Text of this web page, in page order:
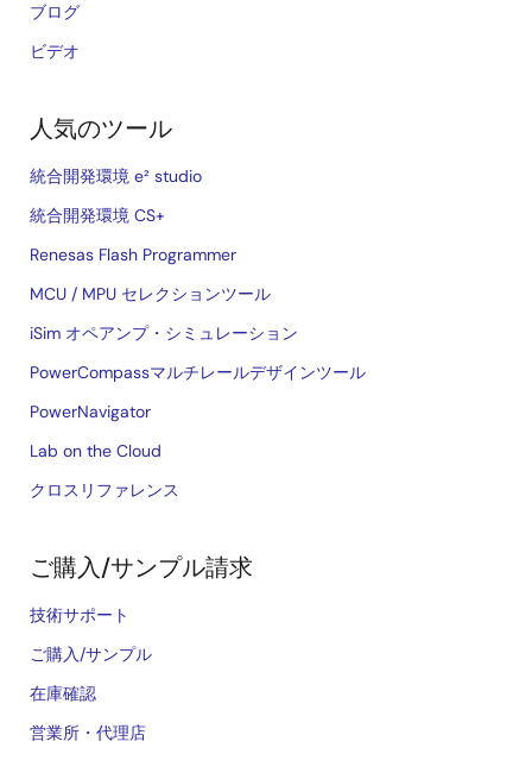
ブログ
ビデオ
人気のツール
統合開発環境 e² studio
統合開発環境 CS+
Renesas Flash Programmer
MCU / MPU セレクションツール
iSim オペアンプ・シミュレーション
PowerCompassマルチレールデザインツール
PowerNavigator
Lab on the Cloud
クロスリファレンス
ご購入/サンプル請求
技術サポート
ご購入/サンプル
在庫確認
営業所・代理店